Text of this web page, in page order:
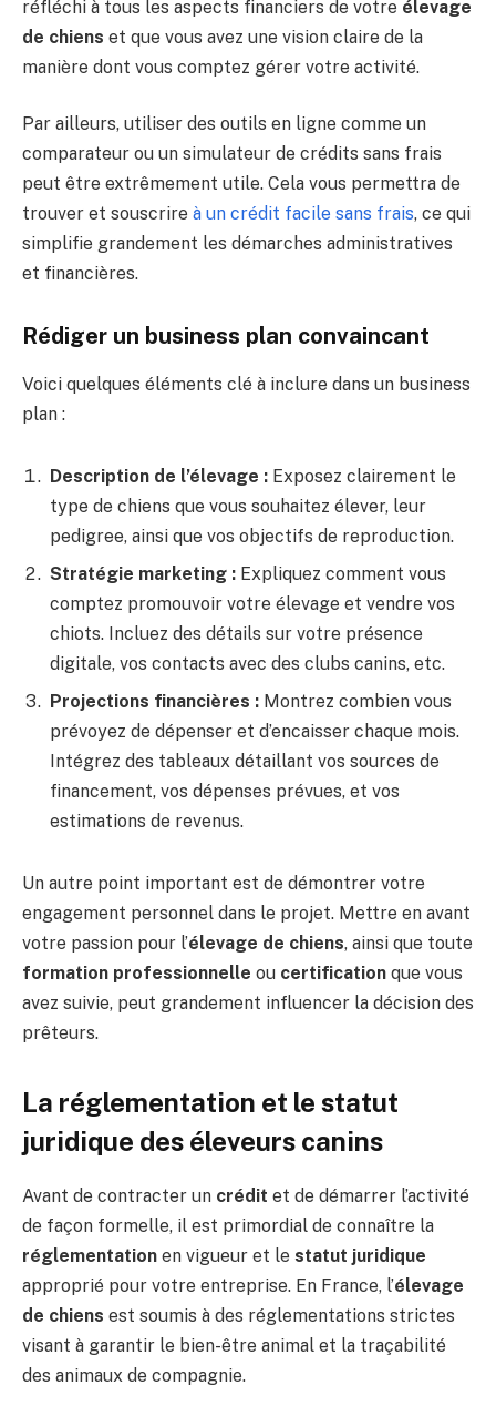
réfléchi à tous les aspects financiers de votre élevage
de chiens et que vous avez une vision claire de la
manière dont vous comptez gérer votre activité.
Par ailleurs, utiliser des outils en ligne comme un
comparateur ou un simulateur de crédits sans frais
peut être extrêmement utile. Cela vous permettra de
trouver et souscrire à un crédit facile sans frais, ce qui
simplifie grandement les démarches administratives
et financières.
Rédiger un business plan convaincant
Voici quelques éléments clé à inclure dans un business
plan :
Description de l’élevage : Exposez clairement le
type de chiens que vous souhaitez élever, leur
pedigree, ainsi que vos objectifs de reproduction.
Stratégie marketing : Expliquez comment vous
comptez promouvoir votre élevage et vendre vos
chiots. Incluez des détails sur votre présence
digitale, vos contacts avec des clubs canins, etc.
Projections financières : Montrez combien vous
prévoyez de dépenser et d’encaisser chaque mois.
Intégrez des tableaux détaillant vos sources de
financement, vos dépenses prévues, et vos
estimations de revenus.
Un autre point important est de démontrer votre
engagement personnel dans le projet. Mettre en avant
votre passion pour l’élevage de chiens, ainsi que toute
formation professionnelle ou certification que vous
avez suivie, peut grandement influencer la décision des
prêteurs.
La réglementation et le statut
juridique des éleveurs canins
Avant de contracter un crédit et de démarrer l’activité
de façon formelle, il est primordial de connaître la
réglementation en vigueur et le statut juridique
approprié pour votre entreprise. En France, l’élevage
de chiens est soumis à des réglementations strictes
visant à garantir le bien-être animal et la traçabilité
des animaux de compagnie.